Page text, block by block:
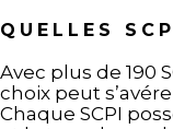
QUELLES
Avec plus de 190
choix peut
Chaque SCPI